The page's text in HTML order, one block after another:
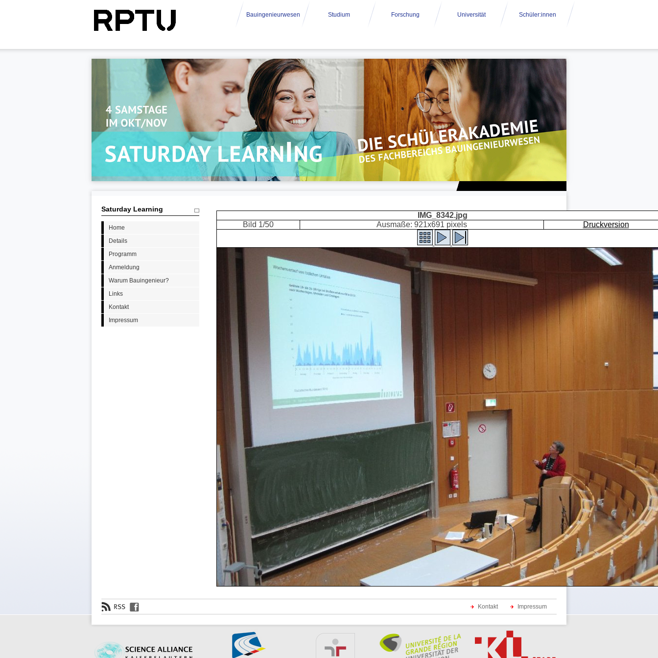
Bauingenieurwesen Studium Forschung Universität Schüler:innen
Saturday Learning
Home
Details
Programm
Anmeldung
Warum Bauingenieur?
Links
Kontakt
Impressum
IMG_8342.jpg
Bild 1/50
Ausmaße: 921x691 pixels Druckversion
Kontakt Impressum